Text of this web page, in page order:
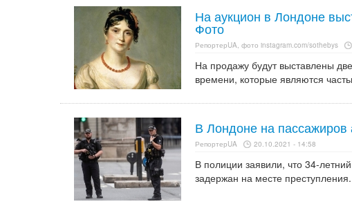
На аукцион в Лондоне
Фото
РепортерUA, фото instagram.com/sothebys
На продажу будут выставлены
времени, которые являются
В Лондоне на
РепортерUA 20.10.2021 - 14:58
В полиции заявили, что 34-
задержан на месте преступления.